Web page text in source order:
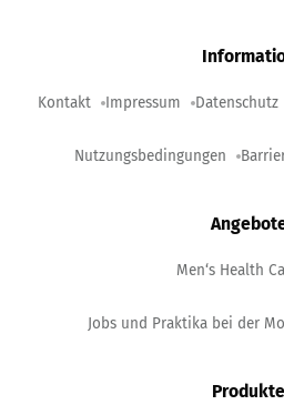
Kontakt Impressum Datenschutz
Nutzungsbedingungen
Men‘s Health
Jobs und Praktika bei der
Produkte